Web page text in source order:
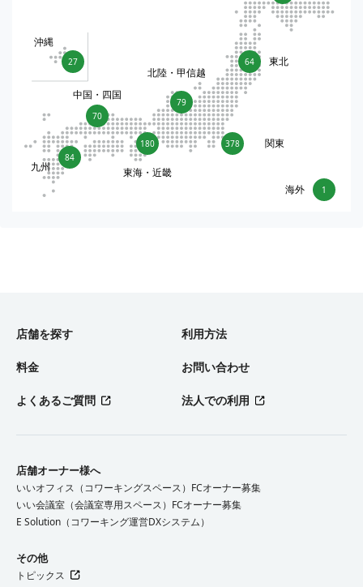
64 東北
378 関東
79
北陸・甲信越
180
東海・近畿
70
中国・四国
84
九州
27
沖縄
1
海外
店舗を探す 利用方法
料金 お問い合わせ
よくあるご質問 法人での利用
店舗オーナー様へ
いいオフィス（コワーキングスペース）FCオーナー募集
いい会議室（会議室専用スペース）FCオーナー募集
E Solution（コワーキング運営DXシステム）
その他
トピックス